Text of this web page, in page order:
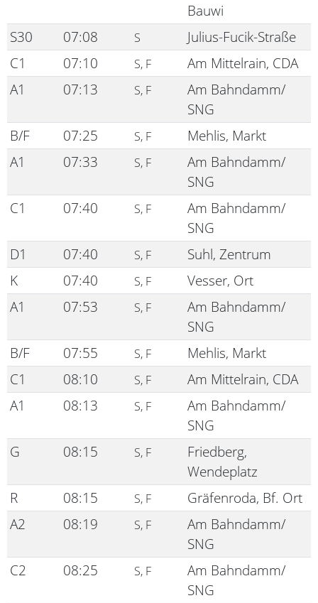
Bauwi
S30
07:08 S
Julius-Fucik-Straße
C1
07:10 S, F
Am Mittelrain, CDA
A1
07:13 S, F
Am Bahndamm/
SNG
B/F
07:25 S, F
Mehlis, Markt
A1
07:33 S, F
Am Bahndamm/
SNG
C1
07:40 S, F
Am Bahndamm/
SNG
D1
07:40 S, F
Suhl, Zentrum
K
07:40 S, F
Vesser, Ort
A1
07:53 S, F
Am Bahndamm/
SNG
B/F
07:55 S, F
Mehlis, Markt
C1
08:10 S, F
Am Mittelrain, CDA
A1
08:13 S, F
Am Bahndamm/
SNG
G
08:15 S, F
Friedberg,
Wendeplatz
R
08:15 S, F
Gräfenroda, Bf. Ort
A2
08:19 S, F
Am Bahndamm/
SNG
C2
08:25 S, F
Am Bahndamm/
SNG